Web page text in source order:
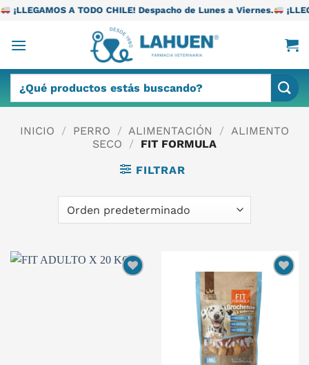
Saltar
contenido
TODO CHILE! Despacho de Lunes a Viernes. ¡LLEGAMOS A TODO
por:
INICIO / PERRO / ALIMENTACIÓN / ALIMENTO
SECO
/
FIT FORMULA
FILTRAR